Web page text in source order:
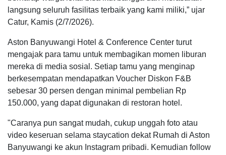
langsung seluruh fasilitas terbaik yang kami miliki,” ujar
Catur, Kamis (2/7/2026).
Aston Banyuwangi Hotel & Conference Center turut
mengajak para tamu untuk membagikan momen liburan
mereka di media sosial. Setiap tamu yang menginap
berkesempatan mendapatkan Voucher Diskon F&B
sebesar 30 persen dengan minimal pembelian Rp
150.000, yang dapat digunakan di restoran hotel.
"Caranya pun sangat mudah, cukup unggah foto atau
video keseruan selama staycation dekat Rumah di Aston
Banyuwangi ke akun Instagram pribadi. Kemudian follow